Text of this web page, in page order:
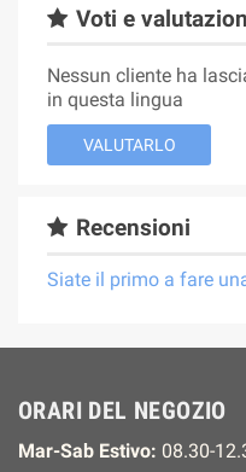
Voti e
Nessun cliente ha
in questa lingua
VALUTARLO
Recensioni
Siate il primo a fare
ORARI DEL NEGOZIO
Mar-Sab Estivo: 08.30-